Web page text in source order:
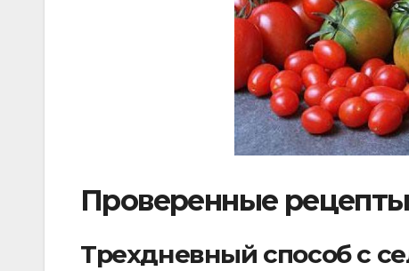
Проверенные рецепты
Трехдневный способ с